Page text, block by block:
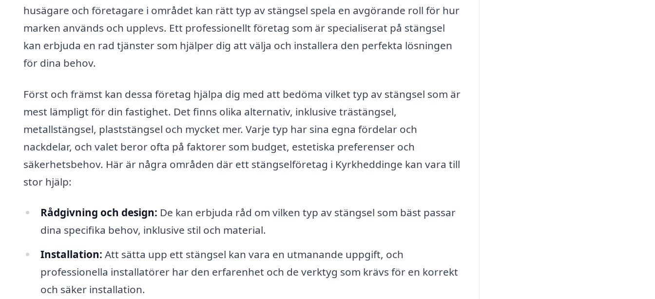
husägare och företagare i området kan rätt typ av stängsel spela en avgörande roll för hur
marken används och upplevs. Ett professionellt företag som är specialiserat på stängsel
kan erbjuda en rad tjänster som hjälper dig att välja och installera den perfekta lösningen
för dina behov.
Först och främst kan dessa företag hjälpa dig med att bedöma vilket typ av stängsel som är
mest lämpligt för din fastighet. Det finns olika alternativ, inklusive trästängsel,
metallstängsel, plaststängsel och mycket mer. Varje typ har sina egna fördelar och
nackdelar, och valet beror ofta på faktorer som budget, estetiska preferenser och
säkerhetsbehov. Här är några områden där ett stängselföretag i Kyrkheddinge kan vara till
stor hjälp:
Rådgivning och design: De kan erbjuda råd om vilken typ av stängsel som bäst passar
dina specifika behov, inklusive stil och material.
Installation: Att sätta upp ett stängsel kan vara en utmanande uppgift, och
professionella installatörer har den erfarenhet och de verktyg som krävs för en korrekt
och säker installation.